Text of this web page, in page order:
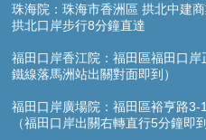
珠海院：珠海市香洲區 拱北中建
拱北口岸步行8分鐘直達
福田口岸香江院：福田區福田口
鐵線落馬洲站出關對面即到）
福田口岸廣場院：福田區裕亨路
（福田口岸出關右轉直行5分鐘即到